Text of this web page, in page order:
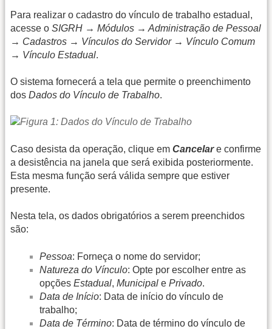
Para realizar o cadastro do vínculo de trabalho estadual,
acesse o SIGRH → Módulos → Administração de Pessoal
→ Cadastros → Vínculos do Servidor → Vínculo Comum
→ Vínculo Estadual.
O sistema fornecerá a tela que permite o preenchimento
dos Dados do Vínculo de Trabalho.
Caso desista da operação, clique em Cancelare confirme
a desistência na janela que será exibida posteriormente.
Esta mesma função será válida sempre que estiver
presente.
Nesta tela, os dados obrigatórios a serem preenchidos
são:
Pessoa: Forneça o nome do servidor;
Natureza do Vínculo: Opte por escolher entre as
opções Estadual, Municipal e Privado.
Data de Início: Data de início do vínculo de
trabalho;
Data de Término: Data de término do vínculo de